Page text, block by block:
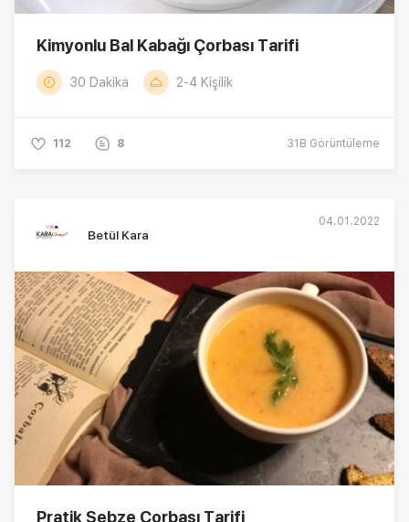
Kimyonlu Bal Kabağı Çorbası Tarifi
30 Dakika 2-4 Kişilik
112 8 31B Görüntüleme
Betül Kara
04.01.2022
Pratik Sebze Çorbası Tarifi